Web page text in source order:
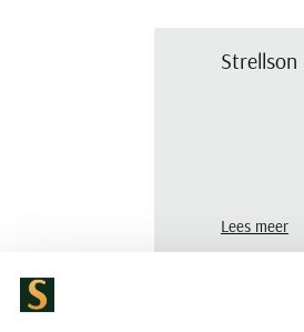
Strellson
Lees meer